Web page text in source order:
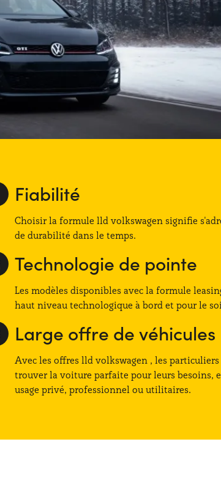
Fiabilité
Choisir la formule lld volkswagen signifie
de durabilité dans le temps.
Technologie de pointe
Les modèles disponibles avec la formule
haut niveau technologique à bord et pour le
Large offre de véhicules
Avec les offres lld volkswagen , les
trouver la voiture parfaite pour leurs besoins,
usage privé, professionnel ou utilitaires.